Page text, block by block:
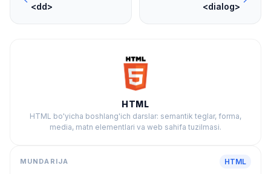
<dd> <dialog>
HTML
HTML bo'yicha boshlang'ich darslar: semantik teglar, forma,
media, matn elementlari va web sahifa tuzilmasi.
MUNDARIJA HTML